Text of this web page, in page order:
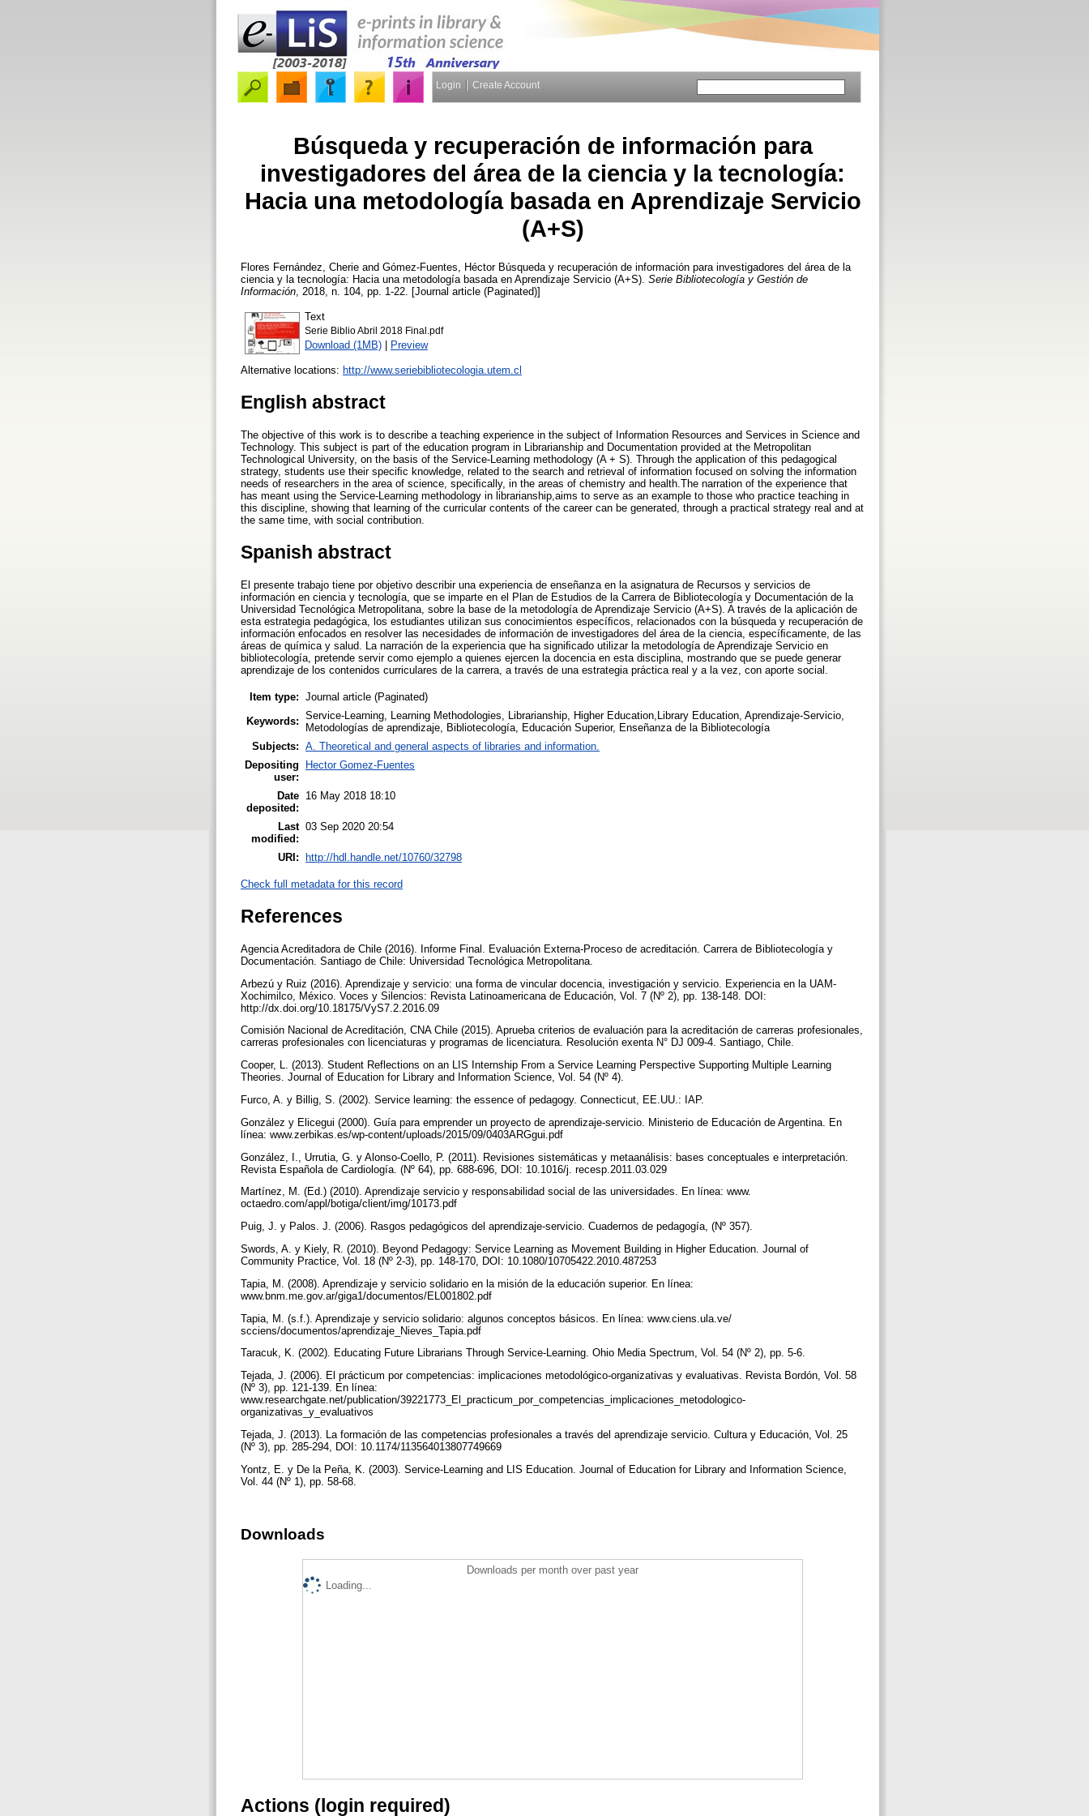
Login Create Account
Búsqueda y recuperación de información para
investigadores del área de la ciencia y la tecnología:
Hacia una metodología basada en Aprendizaje Servicio
(A+S)
Flores Fernández, Cherie and Gómez-Fuentes, HéctorBúsqueda y recuperación de información para investigadores del área de la
ciencia y la tecnología: Hacia una metodología basada en Aprendizaje Servicio (A+S). Serie Bibliotecología y Gestión de
Información , 2018, n. 104, pp. 1-22. [Journal article (Paginated)]
Text
Serie Biblio Abril 2018 Final.pdf
Download (1MB) | Preview
Alternative locations: http://www.seriebibliotecologia.utem.cl
English abstract
The objective of this work is to describe a teaching experience in the subject of Information Resources and Services in Science and
Technology. This subject is part of the education program in Librarianship and Documentation provided at the Metropolitan
Technological University, on the basis of the Service-Learning methodology (A + S). Through the application of this pedagogical
strategy, students use their speciﬁc knowledge, related to the search and retrieval of information focused on solving the information
needs of researchers in the area of science, speciﬁcally, in the areas of chemistry and health.The narration of the experience that
has meant using the Service-Learning methodology in librarianship,aims to serve as an example to those who practice teaching in
this discipline, showing that learning of the curricular contents of the career can be generated, through a practical strategy real and at
the same time, with social contribution.
Spanish abstract
El presente trabajo tiene por objetivo describir una experiencia de enseñanza en la asignatura de Recursos y servicios de
información en ciencia y tecnología, que se imparte en el Plan de Estudios de la Carrera de Bibliotecología y Documentación de la
Universidad Tecnológica Metropolitana, sobre la base de la metodología de Aprendizaje Servicio (A+S). A través de la aplicación de
esta estrategia pedagógica, los estudiantes utilizan sus conocimientos especíﬁcos, relacionados con la búsqueda y recuperación de
información enfocados en resolver las necesidades de información de investigadores del área de la ciencia, especíﬁcamente, de las
áreas de química y salud. La narración de la experiencia que ha signiﬁcado utilizar la metodología de Aprendizaje Servicio en
bibliotecología, pretende servir como ejemplo a quienes ejercen la docencia en esta disciplina, mostrando que se puede generar
aprendizaje de los contenidos curriculares de la carrera, a través de una estrategia práctica real y a la vez, con aporte social.
Item type: Journal article (Paginated)
Keywords: Service-Learning, Learning Methodologies, Librarianship, Higher Education,Library Education, Aprendizaje-Servicio,
Metodologías de aprendizaje, Bibliotecología, Educación Superior, Enseñanza de la Bibliotecología
Subjects: A. Theoretical and general aspects of libraries and information.
Depositing
user:
Hector Gomez-Fuentes
Date
deposited:
16 May 2018 18:10
Last
modified:
03 Sep 2020 20:54
URI: http://hdl.handle.net/10760/32798
Check full metadata for this record
References
Agencia Acreditadora de Chile (2016). Informe Final. Evaluación Externa-Proceso de acreditación. Carrera de Bibliotecología y
Documentación. Santiago de Chile: Universidad Tecnológica Metropolitana.
Arbezú y Ruiz (2016). Aprendizaje y servicio: una forma de vincular docencia, investigación y servicio. Experiencia en la UAM-
Xochimilco, México. Voces y Silencios: Revista Latinoamericana de Educación, Vol. 7 (Nº 2), pp. 138-148. DOI:
http://dx.doi.org/10.18175/VyS7.2.2016.09
Comisión Nacional de Acreditación, CNA Chile (2015). Aprueba criterios de evaluación para la acreditación de carreras profesionales,
carreras profesionales con licenciaturas y programas de licenciatura. Resolución exenta N° DJ 009-4. Santiago, Chile.
Cooper, L. (2013). Student Reflections on an LIS Internship From a Service Learning Perspective Supporting Multiple Learning
Theories. Journal of Education for Library and Information Science, Vol. 54 (Nº 4).
Furco, A. y Billig, S. (2002). Service learning: the essence of pedagogy. Connecticut, EE.UU.: IAP.
González y Elicegui (2000). Guía para emprender un proyecto de aprendizaje-servicio. Ministerio de Educación de Argentina. En
línea: www.zerbikas.es/wp-content/uploads/2015/09/0403ARGgui.pdf
González, I., Urrutia, G. y Alonso-Coello, P. (2011). Revisiones sistemáticas y metaanálisis: bases conceptuales e interpretación.
Revista Española de Cardiología. (Nº 64), pp. 688-696, DOI: 10.1016/j. recesp.2011.03.029
Martínez, M. (Ed.) (2010). Aprendizaje servicio y responsabilidad social de las universidades. En línea: www.
octaedro.com/appl/botiga/client/img/10173.pdf
Puig, J. y Palos. J. (2006). Rasgos pedagógicos del aprendizaje-servicio. Cuadernos de pedagogía, (Nº 357).
Swords, A. y Kiely, R. (2010). Beyond Pedagogy: Service Learning as Movement Building in Higher Education. Journal of
Community Practice, Vol. 18 (Nº 2-3), pp. 148-170, DOI: 10.1080/10705422.2010.487253
Tapia, M. (2008). Aprendizaje y servicio solidario en la misión de la educación superior. En línea:
www.bnm.me.gov.ar/giga1/documentos/EL001802.pdf
Tapia, M. (s.f.). Aprendizaje y servicio solidario: algunos conceptos básicos. En línea: www.ciens.ula.ve/
scciens/documentos/aprendizaje_Nieves_Tapia.pdf
Taracuk, K. (2002). Educating Future Librarians Through Service-Learning. Ohio Media Spectrum, Vol. 54 (Nº 2), pp. 5-6.
Tejada, J. (2006). El prácticum por competencias: implicaciones metodológico-organizativas y evaluativas. Revista Bordón, Vol. 58
(Nº 3), pp. 121-139. En línea:
www.researchgate.net/publication/39221773_El_practicum_por_competencias_implicaciones_metodologico-
organizativas_y_evaluativos
Tejada, J. (2013). La formación de las competencias profesionales a través del aprendizaje servicio. Cultura y Educación, Vol. 25
(Nº 3), pp. 285-294, DOI: 10.1174/113564013807749669
Yontz, E. y De la Peña, K. (2003). Service-Learning and LIS Education. Journal of Education for Library and Information Science,
Vol. 44 (Nº 1), pp. 58-68.
Downloads
Downloads per month over past year
Loading...
Actions (login required)